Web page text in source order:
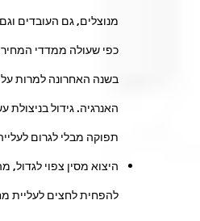
מנוצלים, גם העובדים
כפי שעולה ממדדי
בשנה האחרונה למרות
האנרגיה. גידול בניצולת
תפוקה מבלי לגרום
היצוא מסין צפוי לגדול,
להפחית לחצים לעליית